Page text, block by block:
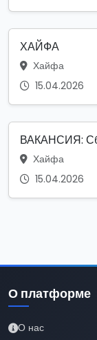
ХАЙФА
Хайфа
15.04.2026
ВАКАНСИЯ:
Хайфа
15.04.2026
О платформе
О нас